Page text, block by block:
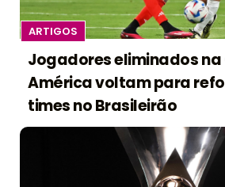
ARTIGOS
Jogadores eliminados na
América voltam para
times no Brasileirão